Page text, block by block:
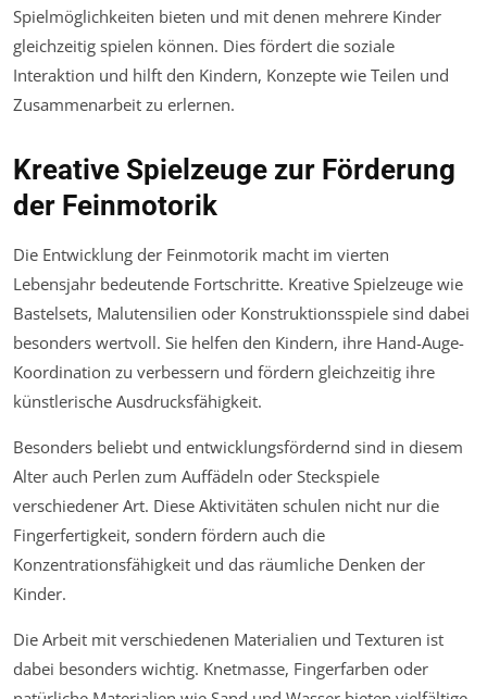
Spielmöglichkeiten bieten und mit denen mehrere Kinder
gleichzeitig spielen können. Dies fördert die soziale
Interaktion und hilft den Kindern, Konzepte wie Teilen und
Zusammenarbeit zu erlernen.
Kreative Spielzeuge zur Förderung
der Feinmotorik
Die Entwicklung der Feinmotorik macht im vierten
Lebensjahr bedeutende Fortschritte. Kreative Spielzeuge wie
Bastelsets, Malutensilien oder Konstruktionsspiele sind dabei
besonders wertvoll. Sie helfen den Kindern, ihre Hand-Auge-
Koordination zu verbessern und fördern gleichzeitig ihre
künstlerische Ausdrucksfähigkeit.
Besonders beliebt und entwicklungsfördernd sind in diesem
Alter auch Perlen zum Auffädeln oder Steckspiele
verschiedener Art. Diese Aktivitäten schulen nicht nur die
Fingerfertigkeit, sondern fördern auch die
Konzentrationsfähigkeit und das räumliche Denken der
Kinder.
Die Arbeit mit verschiedenen Materialien und Texturen ist
dabei besonders wichtig. Knetmasse, Fingerfarben oder